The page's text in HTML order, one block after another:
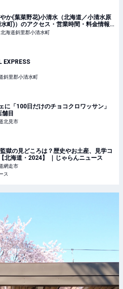
か(葉菜野花)小清水（北海道／小清水原
町)）のアクセス・営業時間・料金情報
北海道斜里郡小清水町
EXPRESS
斜里郡小清水町
に「100日だけのチョコクロワッサン」
目
北見市
獄の見どころは？歴史やお土産、見学コ
北海道・2024】 ｜じゃらんニュース
網走市
ス